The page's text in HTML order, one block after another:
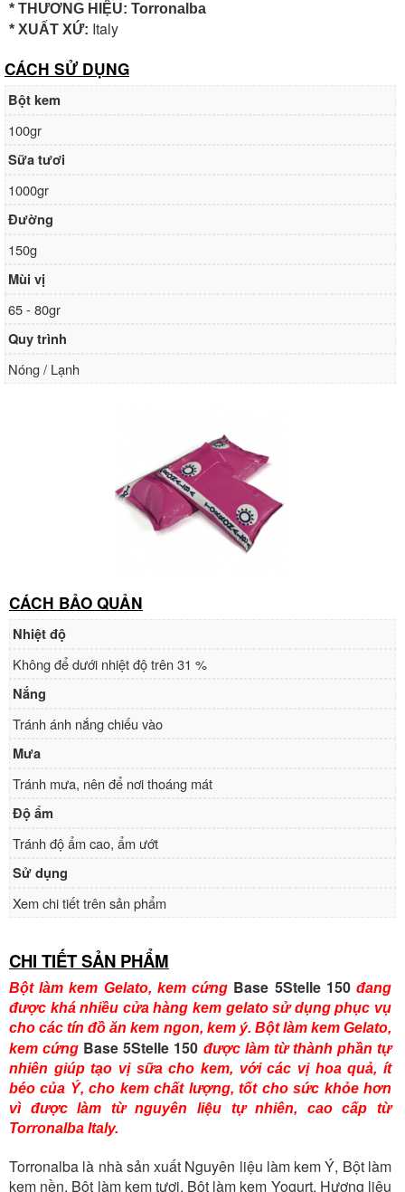
* THƯƠNG HIỆU: Torronalba
* XUẤT XỨ: Italy
CÁCH SỬ DỤNG
Bột kem
100gr
Sữa tươi
1000gr
Đường
150g
Mùi vị
65 - 80gr
Quy trình
Nóng / Lạnh
CÁCH BẢO QUẢN
Nhiệt độ
Không để dưới nhiệt độ trên 31 %
Nắng
Tránh ánh nắng chiếu vào
Mưa
Tránh mưa, nên để nơi thoáng mát
Độ ẩm
Tránh độ ẩm cao, ẩm ướt
Sử dụng
Xem chi tiết trên sản phẩm
CHI TIẾT SẢN PHẨM
Bột làm kem Gelato, kem cứng Base 5Stelle 150đang
được khá nhiều cửa hàng kem gelato sử dụng phục vụ
cho các tín đồ ăn kem ngon, kem ý. Bột làm kem Gelato,
kem cứng Base 5Stelle 150 được làm từ thành phần tự
nhiên giúp tạo vị sữa cho kem, với các vị hoa quả, ít
béo của Ý, cho kem chất lượng, tốt cho sức khỏe hơn
vì được làm từ nguyên liệu tự nhiên, cao cấp từ
Torronalba Italy.
Torronalba là nhà sản xuất Nguyên liệu làm kem Ý, Bột làm
kem nền, Bột làm kem tươi, Bột làm kem Yogurt, Hương liệu